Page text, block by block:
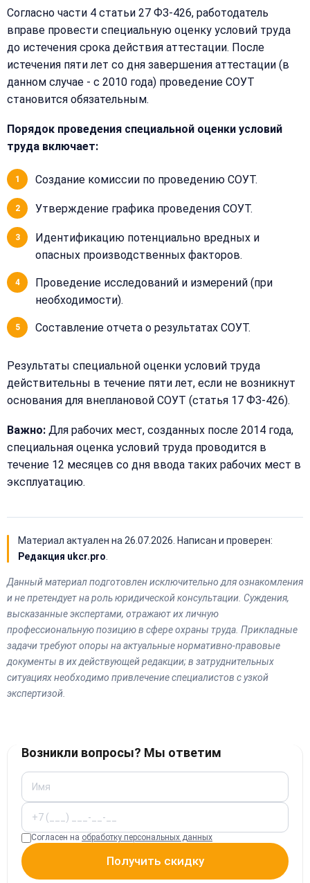
Согласно части 4 статьи 27 ФЗ-426, работодатель
вправе провести специальную оценку условий труда
до истечения срока действия аттестации. После
истечения пяти лет со дня завершения аттестации (в
данном случае - с 2010 года) проведение СОУТ
становится обязательным.
Порядок проведения специальной оценки условий
труда включает:
Создание комиссии по проведению СОУТ.
Утверждение графика проведения СОУТ.
Идентификацию потенциально вредных и
опасных производственных факторов.
Проведение исследований и измерений (при
необходимости).
Составление отчета о результатах СОУТ.
Результаты специальной оценки условий труда
действительны в течение пяти лет, если не возникнут
основания для внеплановой СОУТ (статья 17 ФЗ-426).
Важно: Для рабочих мест, созданных после 2014 года,
специальная оценка условий труда проводится в
течение 12 месяцев со дня ввода таких рабочих мест в
эксплуатацию.
Материал актуален на 26.07.2026 . Написан и проверен:
Редакция ukcr.pro
Данный материал подготовлен исключительно для ознакомления
и не претендует на роль юридической консультации. Суждения,
высказанные экспертами, отражают их личную
профессиональную позицию в сфере охраны труда. Прикладные
задачи требуют опоры на актуальные нормативно-правовые
документы в их действующей редакции; в затруднительных
ситуациях необходимо привлечение специалистов с узкой
экспертизой.
Возникли вопросы? Мы ответим
Согласен на обработку персональных данных
Получить скидку
позвоните
+7
(499)
995-
40